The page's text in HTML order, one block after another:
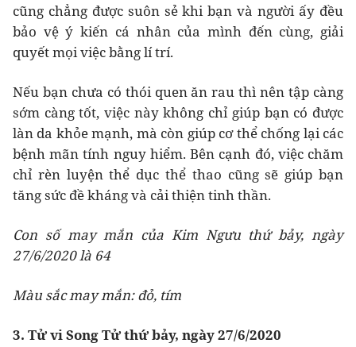
cũng chẳng được suôn sẻ khi bạn và người ấy đều
bảo vệ ý kiến cá nhân của mình đến cùng, giải
quyết mọi việc bằng lí trí.
Nếu bạn chưa có thói quen ăn rau thì nên tập càng
sớm càng tốt, việc này không chỉ giúp bạn có được
làn da khỏe mạnh, mà còn giúp cơ thể chống lại các
bệnh mãn tính nguy hiểm. Bên cạnh đó, việc chăm
chỉ rèn luyện thể dục thể thao cũng sẽ giúp bạn
tăng sức đề kháng và cải thiện tinh thần.
Con số may mắn của Kim Ngưu thứ bảy, ngày
27/6/2020 là 64
Màu sắc may mắn: đỏ, tím
3. Tử vi Song Tử thứ bảy, ngày 27/6/2020